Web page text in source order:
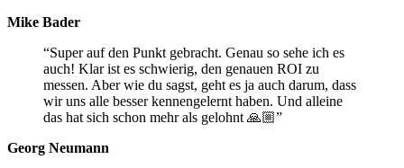
Mike Bader
“Super auf den Punkt gebracht. Genau so sehe ich es
auch! Klar ist es schwierig, den genauen ROI zu
messen. Aber wie du sagst, geht es ja auch darum, dass
wir uns alle besser kennengelernt haben. Und alleine
das hat sich schon mehr als gelohnt 🙏🏼”
Georg Neumann